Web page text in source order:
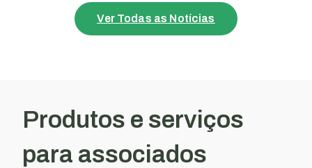
Ver Todas as Notícias
Produtos e serviços
para associados